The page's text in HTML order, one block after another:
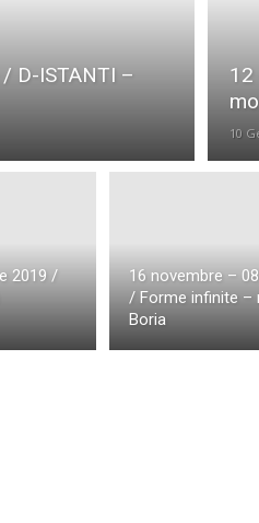
D-ISTANTI –
12
10
2019 /
16 novembre –
/ Forme infinite –
Boria